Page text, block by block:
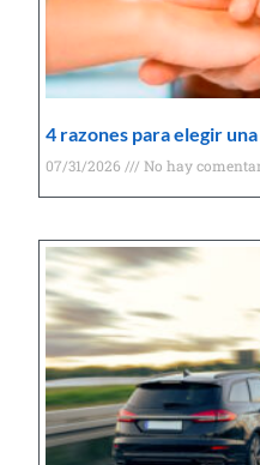
4 razones para elegir
07/31/2026 No hay